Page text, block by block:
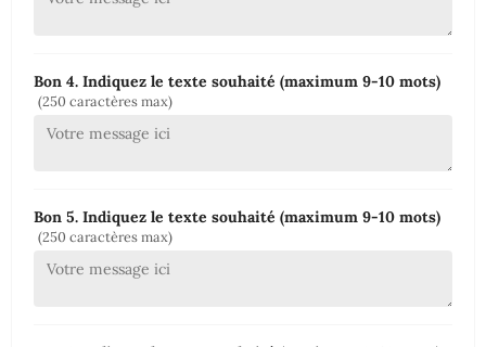
Bon 4. Indiquez le texte souhaité (maximum 9-10 mots)
(250 caractères max)
Bon 5. Indiquez le texte souhaité (maximum 9-10 mots)
(250 caractères max)